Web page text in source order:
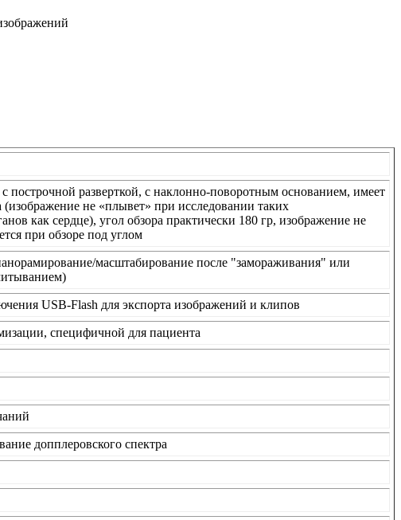
разверткой, с наклонно-поворотным основанием, имеет
не «плывет» при исследовании таких
как сердце), угол обзора практически 180 гр, изображение не
при обзоре под углом
масштабирование после "замораживания" или
USB-Flash для экспорта изображений и клипов
специфичной для пациента
допплеровского спектра